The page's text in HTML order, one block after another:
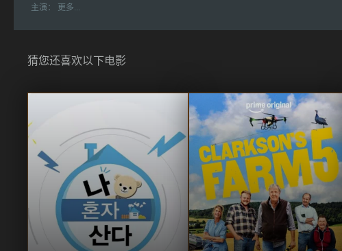
主演： 更多...
猜您还喜欢以下电影